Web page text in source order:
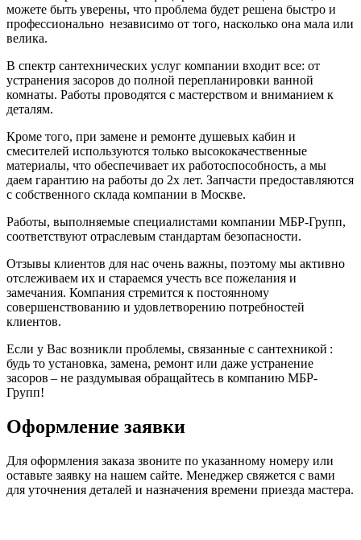
можете быть уверены, что проблема будет решена быстро и
профессионально независимо от того, насколько она мала или
велика.
В спектр сантехнических услуг компании входит все: от
устранения засоров до полной перепланировки ванной
комнаты. Работы проводятся с мастерством и вниманием к
деталям.
Кроме того, при замене и ремонте душевых кабин и
смесителей используются только высококачественные
материалы, что обеспечивает их работоспособность, а мы
даем гарантию на работы до 2х лет. Запчасти предоставляются
с собственного склада компании в Москве.
Работы, выполняемые специалистами компании МБР-Групп,
соответствуют отраслевым стандартам безопасности.
Отзывы клиентов для нас очень важны, поэтому мы активно
отслеживаем их и стараемся учесть все пожелания и
замечания. Компания стремится к постоянному
совершенствованию и удовлетворению потребностей
клиентов.
Если у Вас возникли проблемы, связанные с сантехникой :
будь то установка, замена, ремонт или даже устранение
засоров – не раздумывая обращайтесь в компанию МБР-
Групп!
Оформление заявки
Для оформления заказа звоните по указанному номеру или
оставьте заявку на нашем сайте. Менеджер свяжется с вами
для уточнения деталей и назначения времени приезда мастера.